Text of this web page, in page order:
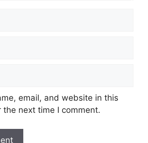
email, and website in this
the next time I comment.